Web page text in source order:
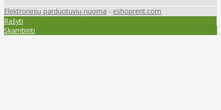
Elektroninių parduotuvių nuoma - eshoprent.com
Rašyti
Skambinti